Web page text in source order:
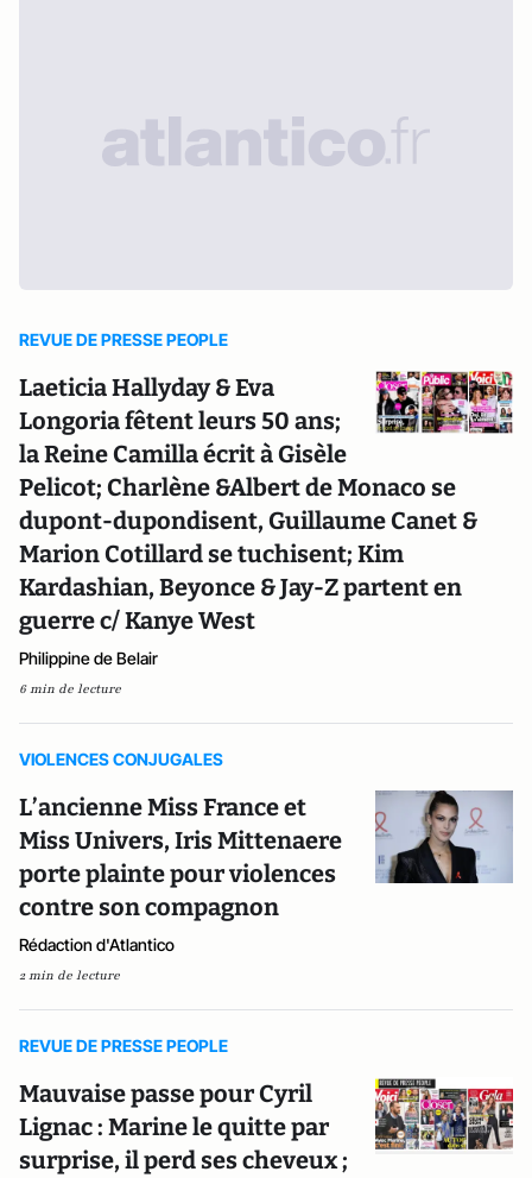
REVUE DE PRESSE PEOPLE
Laeticia Hallyday & Eva
Longoria fêtent leurs 50 ans;
la Reine Camilla écrit à Gisèle
Pelicot; Charlène &Albert de Monaco se
dupont-dupondisent, Guillaume Canet &
Marion Cotillard se tuchisent; Kim
Kardashian, Beyonce & Jay-Z partent en
guerre c/ Kanye West
Philippine de Belair
6 min de lecture
VIOLENCES CONJUGALES
L’ancienne Miss France et
Miss Univers, Iris Mittenaere
porte plainte pour violences
contre son compagnon
Rédaction d'Atlantico
2 min de lecture
REVUE DE PRESSE PEOPLE
Mauvaise passe pour Cyril
Lignac : Marine le quitte par
surprise, il perd ses cheveux ;